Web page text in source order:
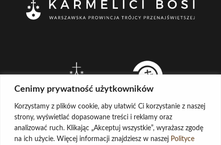
Cenimy prywatność użytkowników
Korzystamy z plików cookie, aby ułatwić Ci korzystanie z naszej
strony, wyświetlać dopasowane treści i reklamy oraz
analizować ruch. Klikając „Akceptuj wszystkie”, wyrażasz zgodę
na ich użycie. Więcej informacji znajdziesz w naszej Polityce